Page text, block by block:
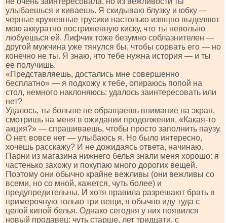
улыбаешься и киваешь. Я скидываю блузку и юбку —
черные кружевные трусики настолько изящно выделяют
мою аккуратно постриженную киску, что ты невольно
любуешься ей. Лифчик тоже безумно соблазнителен —
другой мужчина уже тянулся бы, чтобы сорвать его — но
конечно не ты. Я знаю, что тебе нужна история — и ты
ее получишь.
«Представляешь, достались мне совершенно
бесплатно» — я подхожу к тебе, опираюсь попой на
стол, немного наклоняюсь: удалось заинтересовать или
нет?
Удалось, ты больше не обращаешь внимание на экран,
смотришь на меня в ожидании продолжения. «Какая-то
акция?» — спрашиваешь, чтобы просто заполнить паузу.
О нет, вовсе нет — улыбаюсь я. Но было интересно,
хочешь расскажу? И не дожидаясь ответа, начинаю.
Парни из магазина нижнего белья знали меня хорошо: я
частенько захожу и покупаю много дорогих вещей.
Поэтому они обычно крайне вежливы (они вежливы со
всеми, но со мной, кажется, чуть более) и
предупредительны. И хотя правила разрешают брать в
примерочную только три вещи, я обычно иду туда с
целой кипой белья. Однако сегодня у них появился
новый продавец: чуть старше, лет тридцати, с